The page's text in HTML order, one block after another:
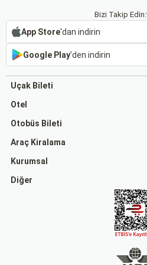
Bizi Takip Edin:
App Store'dan indirin
Google Play'den indirin
Uçak Bileti
Otel
Otobüs Bileti
Araç Kiralama
Kurumsal
Diğer